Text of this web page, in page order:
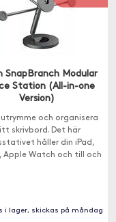
SnapBranch Modular
Station (All-in-one
Version)
utrymme och organisera
skrivbord. Det här
håller din iPad,
Apple Watch och till och
i lager, skickas på måndag